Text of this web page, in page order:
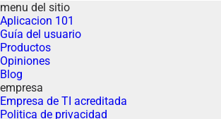
menu del sitio
Aplicacion 101
Guía del usuario
Productos
Opiniones
Blog
empresa
Empresa de TI acreditada
Politica de privacidad